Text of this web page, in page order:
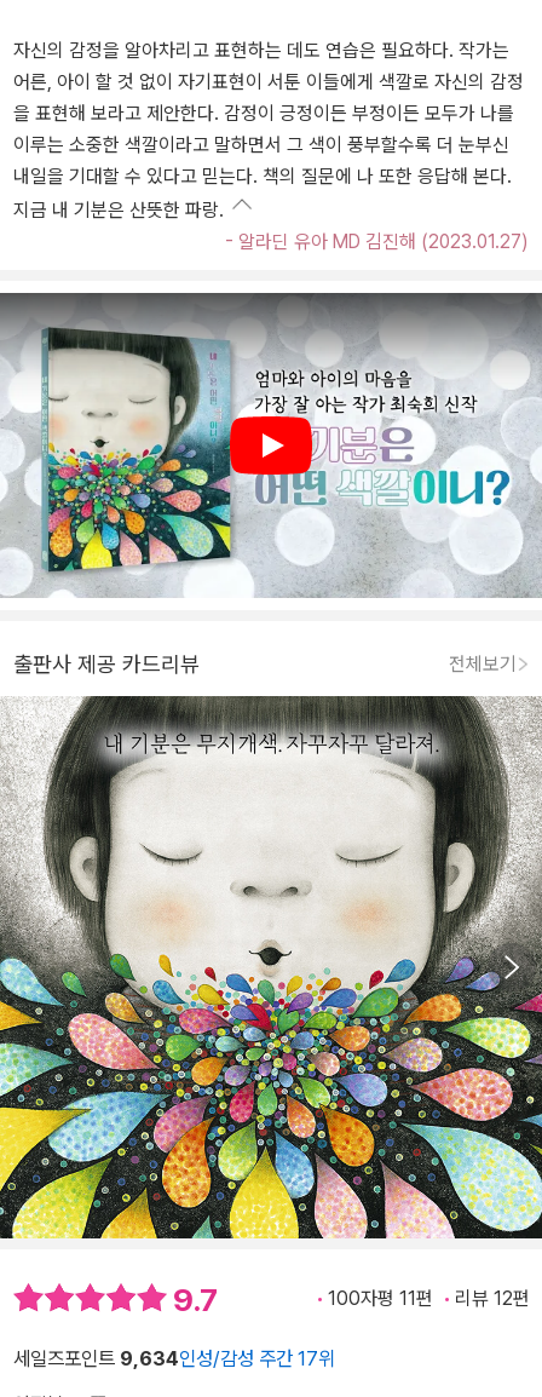
자신의 감정을 알아차리고 표현하는 데도 연습은 필요하다. 작가는
어른, 아이 할 것 없이 자기표현이 서툰 이들에게 색깔로 자신의 감정
을 표현해 보라고 제안한다. 감정이 긍정이든 부정이든 모두가 나를
이루는 소중한 색깔이라고 말하면서 그 색이 풍부할수록 더 눈부신
내일을 기대할 수 있다고 믿는다. 책의 질문에 나 또한 응답해 본다.
지금 내 기분은 산뜻한 파랑.
- 알라딘 유아 MD 김진해 (2023.01.27)
Play
출판사 제공 카드리뷰 전체보기
9.7 100자평 11편 리뷰 12편
세일즈포인트 9,634인성/감성 주간 17위